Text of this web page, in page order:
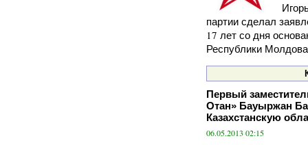
партии сделал
17 лет со дня
Республики
Первый
Отан» Бауыржан
Казахстанскую
06.05.2013 02:15